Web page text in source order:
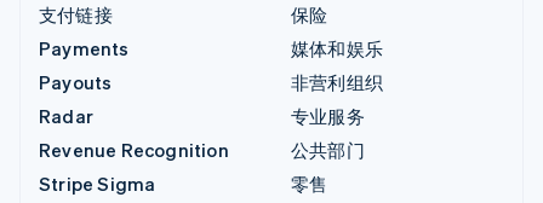
支付链接
Payments
Payouts
Radar
Revenue Recognition
Stripe Sigma
保险
媒体和娱乐
非营利组织
专业服务
公共部门
零售